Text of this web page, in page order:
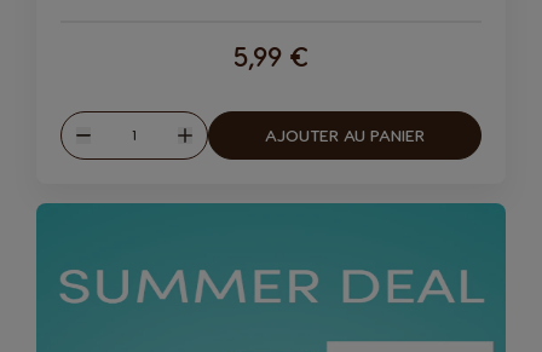
5,99 €
Diminuer
Quantité
Augmenter
AJOUTER AU PANIER